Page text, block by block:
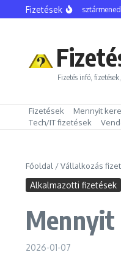
Ugrás a tartalomhoz
Fizetések
Mennyit keres egy
Fizetés infó,
Fizetések Mennyit
Tech/IT fizetések
Főoldal /Vállalkozás
Alkalmazotti fizetések
Mennyit
2026-01-07